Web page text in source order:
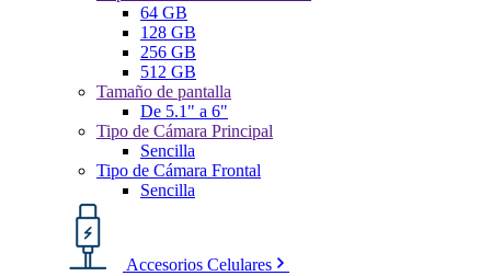
64 GB
128 GB
256 GB
512 GB
Tamaño de pantalla
De 5.1" a 6"
Tipo de Cámara Principal
Sencilla
Tipo de Cámara Frontal
Sencilla
Accesorios Celulares